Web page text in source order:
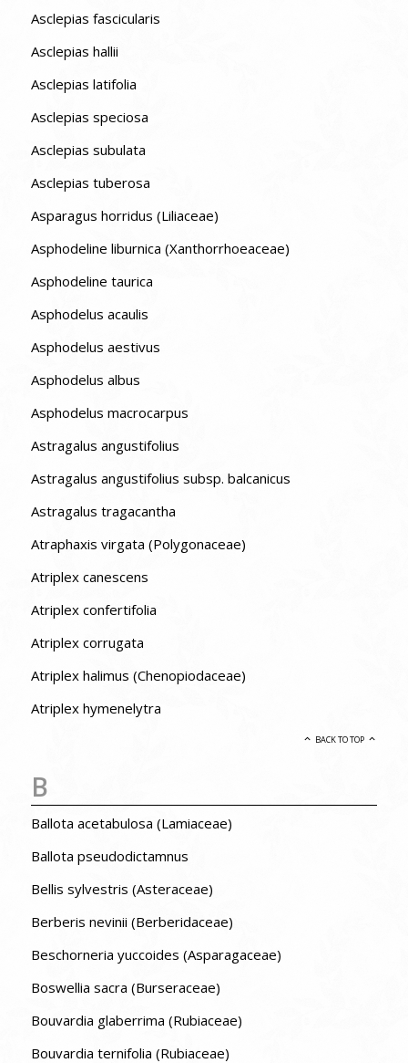
Asclepias fascicularis
Asclepias hallii
Asclepias latifolia
Asclepias speciosa
Asclepias subulata
Asclepias tuberosa
Asparagus horridus (Liliaceae)
Asphodeline liburnica (Xanthorrhoeaceae)
Asphodeline taurica
Asphodelus acaulis
Asphodelus aestivus
Asphodelus albus
Asphodelus macrocarpus
Astragalus angustifolius
Astragalus angustifolius subsp. balcanicus
Astragalus tragacantha
Atraphaxis virgata (Polygonaceae)
Atriplex canescens
Atriplex confertifolia
Atriplex corrugata
Atriplex halimus (Chenopiodaceae)
Atriplex hymenelytra
BACK TO TOP
B
Ballota acetabulosa (Lamiaceae)
Ballota pseudodictamnus
Bellis sylvestris (Asteraceae)
Berberis nevinii (Berberidaceae)
Beschorneria yuccoides (Asparagaceae)
Boswellia sacra (Burseraceae)
Bouvardia glaberrima (Rubiaceae)
Bouvardia ternifolia (Rubiaceae)